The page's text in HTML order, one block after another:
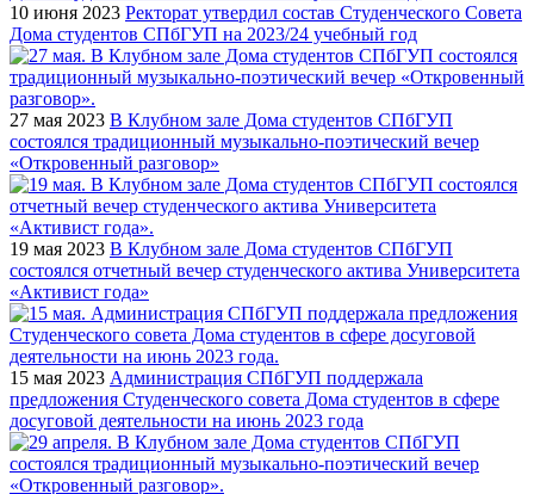
10 июня 2023 Ректорат утвердил состав Студенческого Совета
Дома студентов СПбГУП на 2023/24 учебный год
27 мая 2023 В Клубном зале Дома студентов СПбГУП
состоялся традиционный музыкально-поэтический вечер
«Откровенный разговор»
19 мая 2023 В Клубном зале Дома студентов СПбГУП
состоялся отчетный вечер студенческого актива Университета
«Активист года»
15 мая 2023 Администрация СПбГУП поддержала
предложения Студенческого совета Дома студентов в сфере
досуговой деятельности на июнь 2023 года